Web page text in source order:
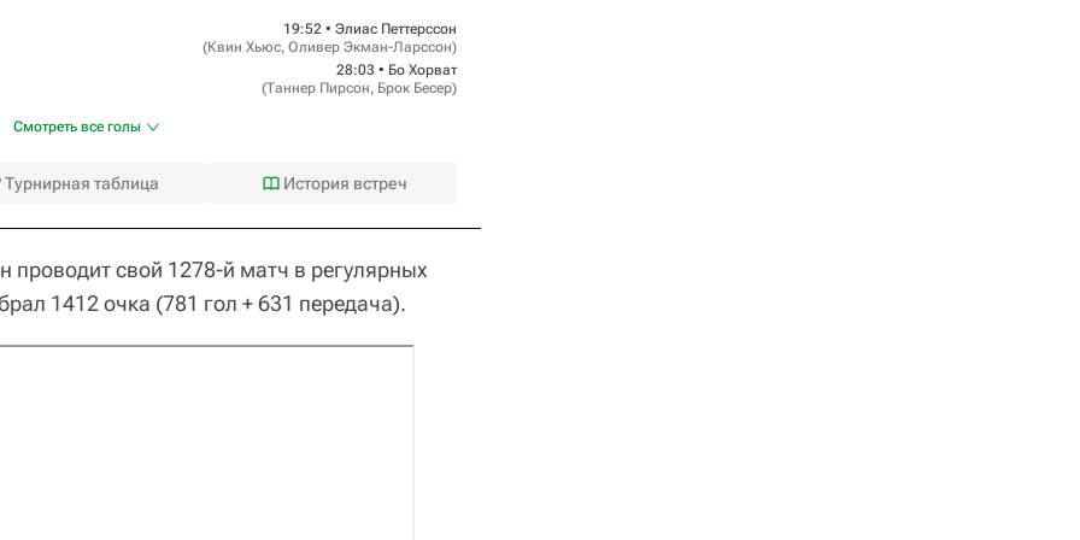
19:52 • Элиас Петтерссон
(Квин Хьюс, Оливер Экман-Ларссон)
28:03 • Бо Хорват
(Таннер Пирсон, Брок Бесер)
Смотреть все голы
Турнирная таблица История встреч
проводит свой 1278-й матч в регулярных
1412 очка (781 гол + 631 передача).